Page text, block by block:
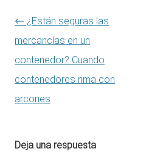
Navegación de entradas
← ¿Están seguras las
mercancías en un
contenedor? Cuando
contenedores rima con
arcones
Deja una respuesta